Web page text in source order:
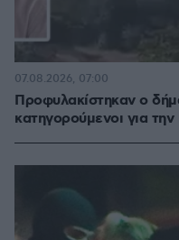
Προφυλακίστηκαν ο
κατηγορούμενοι για
07.08.2026, 07:00